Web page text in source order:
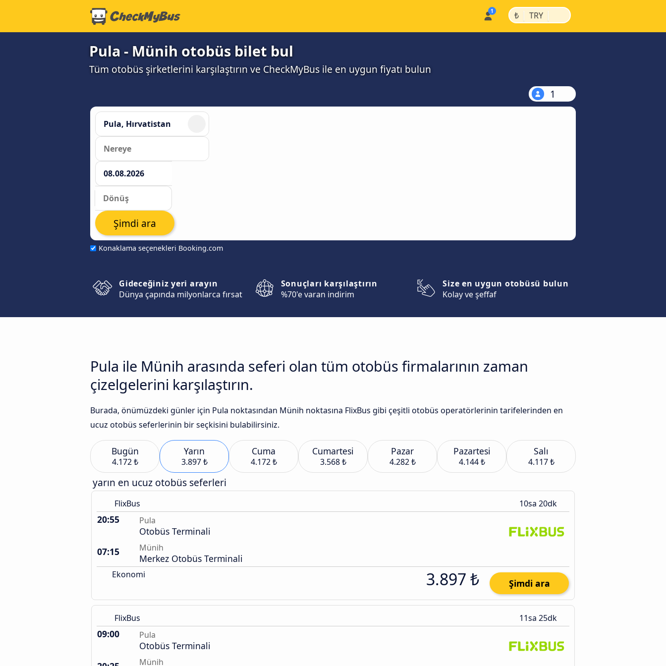
₺ | TRY |
Pula - Münih otobüs bilet bul
Tüm otobüs şirketlerini karşılaştırın ve CheckMyBus ile en uygun fiyatı bulun
1
Konaklama seçenekleri Booking.com
Şimdi ara
Gideceğiniz yeri arayın
Dünya çapında milyonlarca fırsat
Sonuçları karşılaştırın
%70'e varan indirim
Size en uygun otobüsü bulun
Kolay ve şeffaf
Pula ile Münih arasında seferi olan tüm otobüs firmalarının zaman
çizelgelerini karşılaştırın.
Burada, önümüzdeki günler için Pula noktasından Münih noktasına FlixBus gibi çeşitli otobüs operatörlerinin tarifelerinden en
ucuz otobüs seferlerinin bir seçkisini bulabilirsiniz.
Bugün
4.172 ₺
Yarın
3.897 ₺
Cuma
4.172 ₺
Cumartesi
3.568 ₺
Pazar
4.282 ₺
Pazartesi
4.144 ₺
Salı
4.117 ₺
yarın en ucuz otobüs seferleri
FlixBus 10sa 20dk
20:55 Pula
Otobüs Terminali
07:15
Münih
Merkez Otobüs Terminali
Ekonomi 3.897 ₺ Şimdi ara
FlixBus 11sa 25dk
09:00 Pula
Otobüs Terminali
Münih